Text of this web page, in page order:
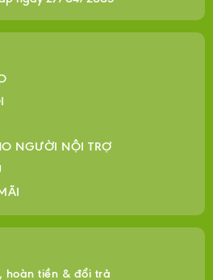
NGƯỜI NỘI TRỢ
hoàn tiền & đổi trả